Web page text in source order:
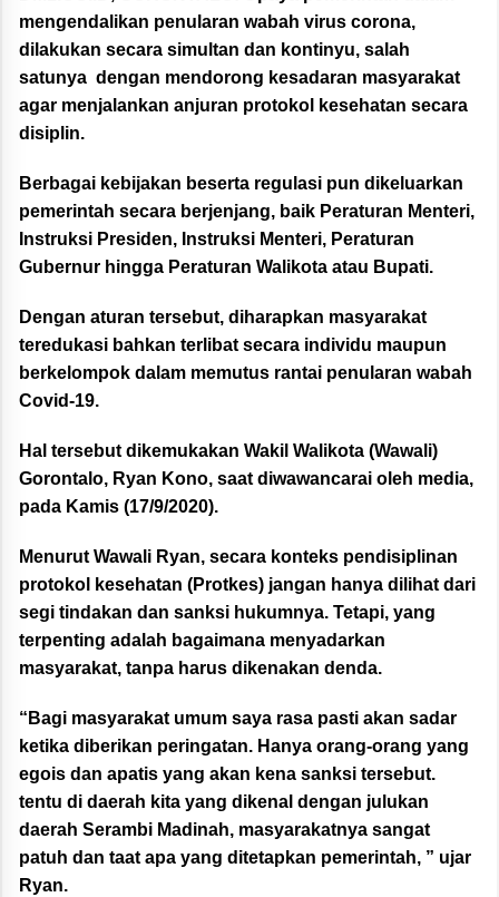
mengendalikan penularan wabah virus corona,
dilakukan secara simultan dan kontinyu, salah
satunya dengan mendorong kesadaran masyarakat
agar menjalankan anjuran protokol kesehatan secara
disiplin.
Berbagai kebijakan beserta regulasi pun dikeluarkan
pemerintah secara berjenjang, baik Peraturan Menteri,
Instruksi Presiden, Instruksi Menteri, Peraturan
Gubernur hingga Peraturan Walikota atau Bupati.
Dengan aturan tersebut, diharapkan masyarakat
teredukasi bahkan terlibat secara individu maupun
berkelompok dalam memutus rantai penularan wabah
Covid-19.
Hal tersebut dikemukakan Wakil Walikota (Wawali)
Gorontalo, Ryan Kono, saat diwawancarai oleh media,
pada Kamis (17/9/2020).
Menurut Wawali Ryan, secara konteks pendisiplinan
protokol kesehatan (Protkes) jangan hanya dilihat dari
segi tindakan dan sanksi hukumnya. Tetapi, yang
terpenting adalah bagaimana menyadarkan
masyarakat, tanpa harus dikenakan denda.
“Bagi masyarakat umum saya rasa pasti akan sadar
ketika diberikan peringatan. Hanya orang-orang yang
egois dan apatis yang akan kena sanksi tersebut.
tentu di daerah kita yang dikenal dengan julukan
daerah Serambi Madinah, masyarakatnya sangat
patuh dan taat apa yang ditetapkan pemerintah, ” ujar
Ryan.